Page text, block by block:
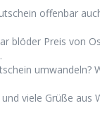
offenbar
blöder Preis von
umwandeln?
viele Grüße aus